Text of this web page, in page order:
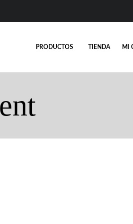
PRODUCTOS TIENDA MI